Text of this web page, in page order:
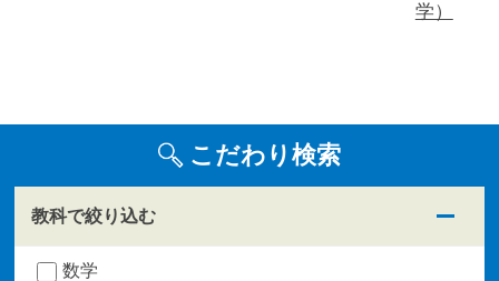
学）
こだわり検索
教科で絞り込む
数学